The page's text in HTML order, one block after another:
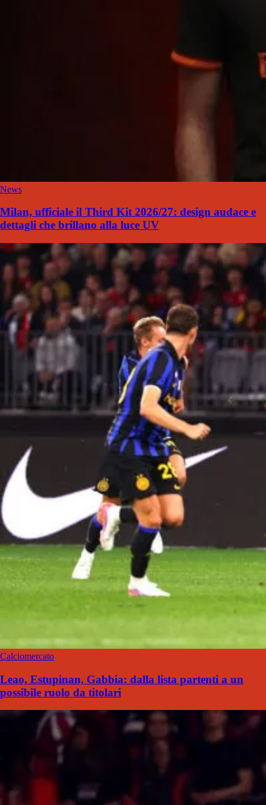
News
Milan, ufficiale il Third Kit 2026/27: design audace e
dettagli che brillano alla luce UV
Calciomercato
Leao, Estupinan, Gabbia: dalla lista partenti a un
possibile ruolo da titolari